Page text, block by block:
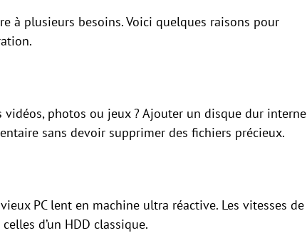
à plusieurs besoins. Voici quelques raisons pour
vidéos, photos ou jeux ? Ajouter un disque dur interne
sans devoir supprimer des fichiers précieux.
PC lent en machine ultra réactive. Les vitesses de
d’un HDD classique.